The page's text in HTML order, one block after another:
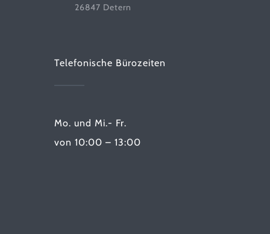
26847 Detern
Telefonische Bürozeiten
Mo. und Mi.- Fr.
von 10:00 – 13:00